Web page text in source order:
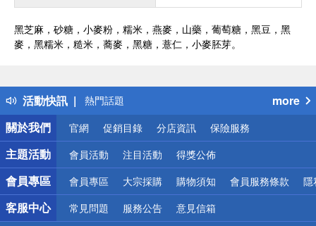
黑芝麻，砂糖，小麥粉，糯米，燕麥，山藥，葡萄糖，黑豆，黑
麥，黑糯米，糙米，蕎麥，黑糖，薏仁，小麥胚芽。
活動快訊
得獎公告
熱門話題
銀行優惠
偏遠地區配送
詐騙網頁！請小心！
more
關於我們
官網 促銷目錄 分店資訊 保險服務
主題活動 會員活動 注目活動 得獎公佈
會員專區 會員專區 大宗採購 購物須知 會員服務條款 隱
客服中心 常見問題 服務公告 意見信箱